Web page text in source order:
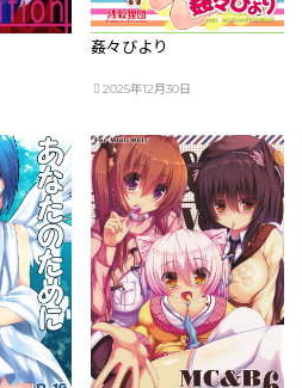
姦々びより
2025年12月30日